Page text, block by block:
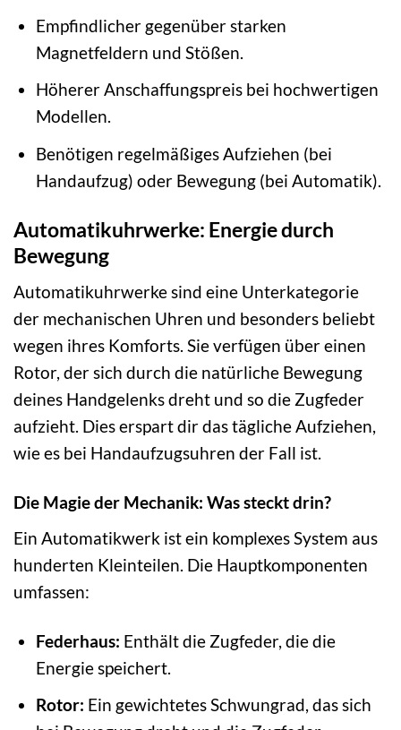
Empfindlicher gegenüber starken
Magnetfeldern und Stößen.
Höherer Anschaffungspreis bei hochwertigen
Modellen.
Benötigen regelmäßiges Aufziehen (bei
Handaufzug) oder Bewegung (bei Automatik).
Automatikuhrwerke: Energie durch
Bewegung
Automatikuhrwerke sind eine Unterkategorie
der mechanischen Uhren und besonders beliebt
wegen ihres Komforts. Sie verfügen über einen
Rotor, der sich durch die natürliche Bewegung
deines Handgelenks dreht und so die Zugfeder
aufzieht. Dies erspart dir das tägliche Aufziehen,
wie es bei Handaufzugsuhren der Fall ist.
Die Magie der Mechanik: Was steckt drin?
Ein Automatikwerk ist ein komplexes System aus
hunderten Kleinteilen. Die Hauptkomponenten
umfassen:
Federhaus: Enthält die Zugfeder, die die
Energie speichert.
Rotor: Ein gewichtetes Schwungrad, das sich